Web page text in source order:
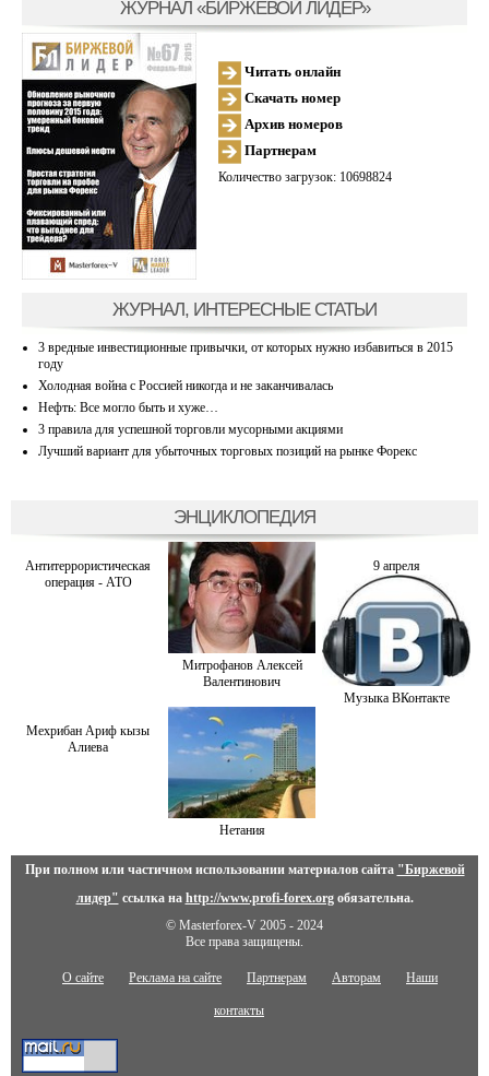
ЖУРНАЛ «БИРЖЕВОЙ ЛИДЕР»
Читать онлайн
Скачать номер
Архив номеров
Партнерам
Количество загрузок: 10698824
ЖУРНАЛ, ИНТЕРЕСНЫЕ СТАТЬИ
3 вредные инвестиционные привычки, от которых нужно избавиться в 2015
году
Холодная война с Россией никогда и не заканчивалась
Нефть: Все могло быть и хуже…
3 правила для успешной торговли мусорными акциями
Лучший вариант для убыточных торговых позиций на рынке Форекс
ЭНЦИКЛОПЕДИЯ
Антитеррористическая
операция - АТО
Митрофанов Алексей
Валентинович
9 апреля
Музыка ВКонтакте
Мехрибан Ариф кызы
Алиева
Нетания
При полном или частичном использовании материалов сайта "Биржевой
лидер" ссылка на http://www.profi-forex.orgобязательна.
© Masterforex-V 2005 - 2024
Все права защищены.
О сайте Реклама на сайте Партнерам Авторам Наши
контакты